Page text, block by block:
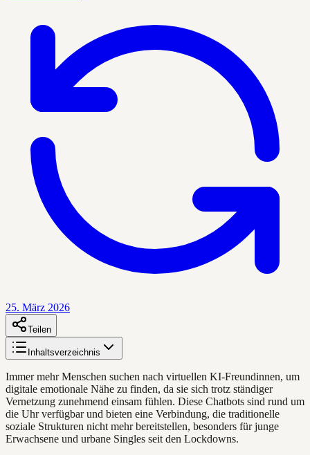
25. März 2026
Teilen
Inhaltsverzeichnis
Immer mehr Menschen suchen nach virtuellen KI-Freundinnen, um
digitale emotionale Nähe zu finden, da sie sich trotz ständiger
Vernetzung zunehmend einsam fühlen. Diese Chatbots sind rund um
die Uhr verfügbar und bieten eine Verbindung, die traditionelle
soziale Strukturen nicht mehr bereitstellen, besonders für junge
Erwachsene und urbane Singles seit den Lockdowns.